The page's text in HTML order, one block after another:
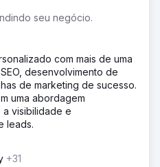
vários produtos e,
precisão o
para promover
focando orçamento em
o rastreamento
o Cineplex na lista de
visitas à loja. Isso nos
e medir o ROI das
seu negócio.
com mais de uma
desenvolvimento de
de marketing de sucesso.
uma abordagem
a visibilidade e
leads.
+31